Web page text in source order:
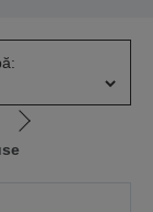
Mergi
la